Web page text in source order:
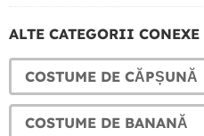
ALTE CATEGORII CONEXE
COSTUME DE CĂPȘUNĂ
COSTUME DE BANANĂ